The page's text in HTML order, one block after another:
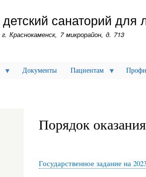
санаторий для
Краснокаменск, 7 микрорайон, д. 713
Документы Пациентам
Порядок
Государственное задание на